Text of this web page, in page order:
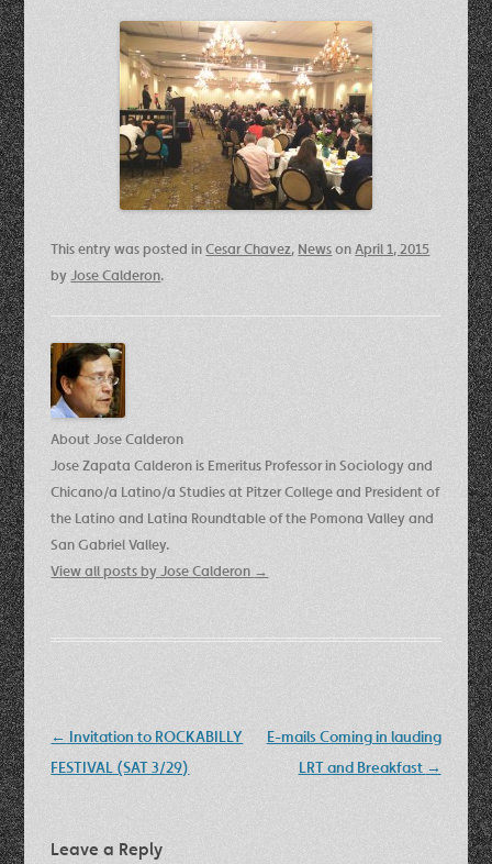
This entry was posted inCesar Chavez, NewsonApril 1, 2015
byJose Calderon.
About Jose Calderon
Jose Zapata Calderon is Emeritus Professor in Sociology and
Chicano/a Latino/a Studies at Pitzer College and President of
the Latino and Latina Roundtable of the Pomona Valley and
San Gabriel Valley.
View all posts by Jose Calderon →
Post
navigation
← Invitation to ROCKABILLY
FESTIVAL (SAT 3/29)
E-mails Coming in lauding
LRT and Breakfast →
Leave a Reply